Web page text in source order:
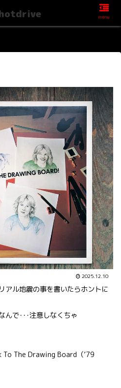
2025.12.10
アル地震の事を書いたらホントに
んで･･･注意しなくちゃ
The Drawing Board（’79
menu